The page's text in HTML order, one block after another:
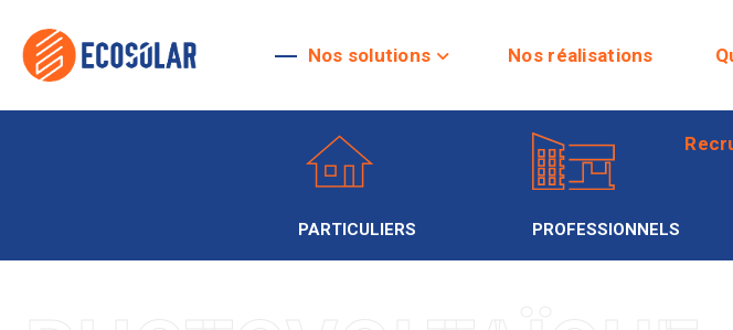
Nos solutions Nos réalisations
PARTICULIERS PROFESSIONNELS